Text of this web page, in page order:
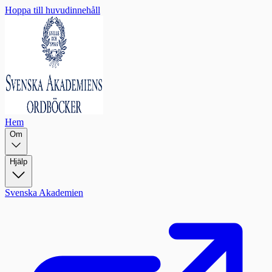
Hoppa till huvudinnehåll
Hem
Om
Hjälp
Svenska Akademien